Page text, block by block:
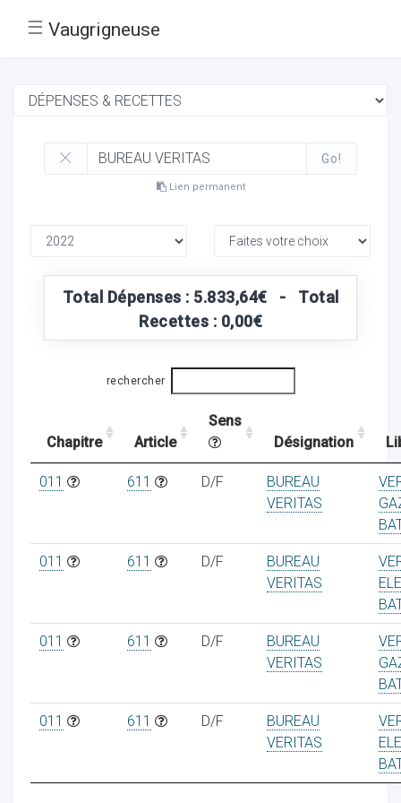
☰ Vaugrigneuse
Go!
Lien permanent
Total Dépenses : 5.833,64€ - Total
Recettes : 0,00€
rechercher
Chapitre Article
Sens
Désignation
011 611 D/F
BUREAU
VERITAS
011 611 D/F
BUREAU
VERITAS
011 611 D/F
BUREAU
VERITAS
011 611 D/F
BUREAU
VERITAS